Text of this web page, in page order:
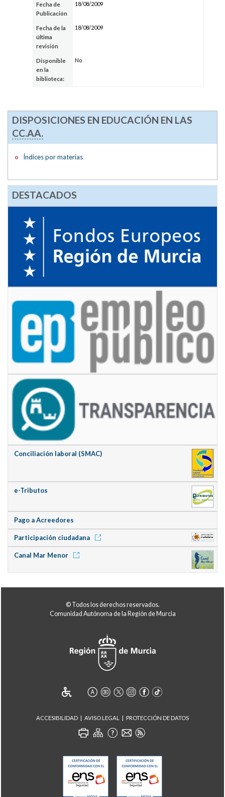
Fecha de
Publicación
18/08/2009
Fecha de la
última
revisión
18/08/2009
Disponible
en la
biblioteca:
No
DISPOSICIONES EN EDUCACIÓN EN LAS
CC.AA.
Índices por materias
DESTACADOS
Conciliación laboral (SMAC)
e-Tributos
Pago a Acreedores
Participación ciudadana
Canal Mar Menor
© Todos los derechos reservados.
Comunidad Autónoma de la Región de Murcia
ACCESIBILIDAD AVISO LEGAL PROTECCIÓN DE DATOS